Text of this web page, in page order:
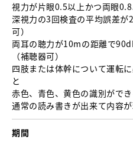
視力が片眼0.5以上かつ両眼0.8
深視力の3回検査の平均誤差が
可）
両耳の聴力が10mの距離で
（補聴器可）
四肢または体幹について運転
と
赤色、青色、黄色の識別がで
通常の読み書きが出来て内容
期間